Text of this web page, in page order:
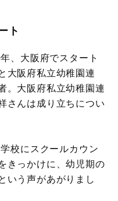
ト
、大阪府でスタート
大阪府私立幼稚園連
。大阪府私立幼稚園連
さんは成り立ちについ
校にスクールカウン
きっかけに、幼児期の
いう声があがりまし